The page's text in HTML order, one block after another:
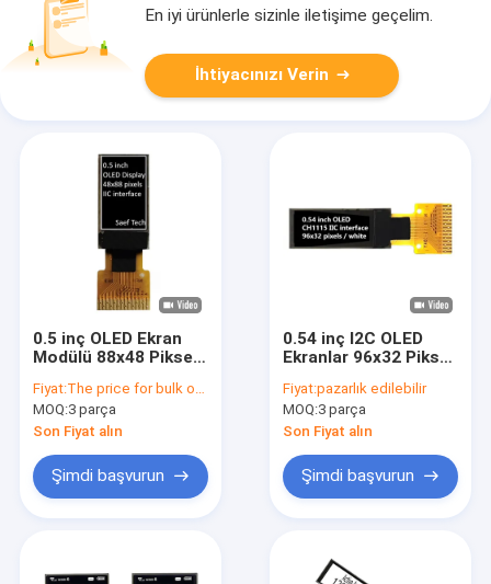
En iyi ürünlerle sizinle iletişime geçelim.
İhtiyacınızı Verin
0.5 inç OLED Ekran
Modülü 88x48 Piksel
Matrix
Fiyat:The price for bulk order varies depending on the lot order quantity or the annual quantity demand.
MOQ:3 parça
Son Fiyat alın
Şimdi başvurun
0.54 inç I2C OLED
Ekranlar 96x32 Piksel
Açıları
Fiyat:pazarlık edilebilir
MOQ:3 parça
Son Fiyat alın
Şimdi başvurun